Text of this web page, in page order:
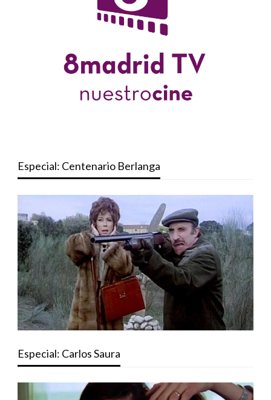
Especial: Centenario Berlanga
Especial: Carlos Saura